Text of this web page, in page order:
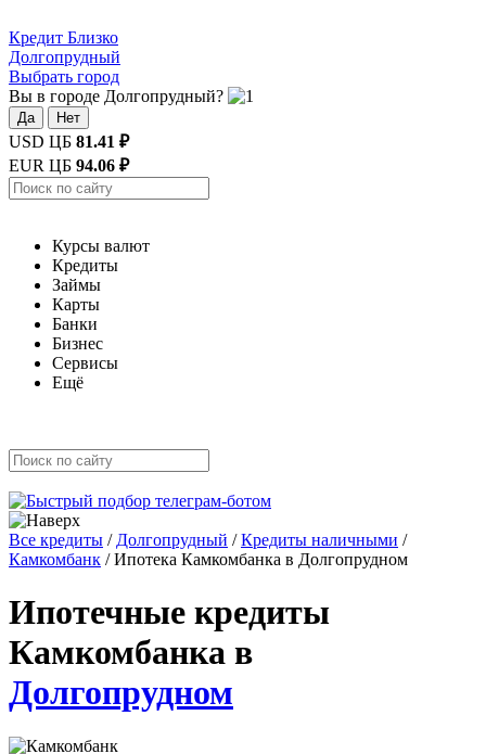
Кредит Близко
Долгопрудный
Выбрать город
Вы в городе Долгопрудный?
Да Нет
USD ЦБ 81.41 ₽
EUR ЦБ 94.06 ₽
Курсы валют
Кредиты
Займы
Карты
Банки
Бизнес
Сервисы
Ещё
Все кредиты / Долгопрудный /Кредиты наличными /
Камкомбанк /Ипотека Камкомбанка в Долгопрудном
Ипотечные кредиты
Камкомбанка в
Долгопрудном